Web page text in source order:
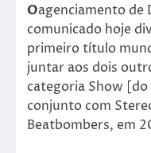
Oagenciamento de
comunicado hoje
primeiro título
juntar aos dois
categoria Show
conjunto com
Beatbombers, em